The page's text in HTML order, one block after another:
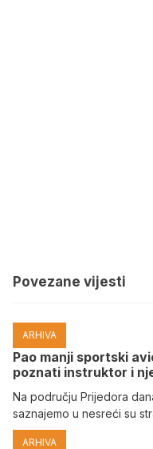
Povezane vijesti
ARHIVA
Pao manji sportski
poznati instruktor i
Na području Prijedora
saznajemo u nesreći su
ARHIVA